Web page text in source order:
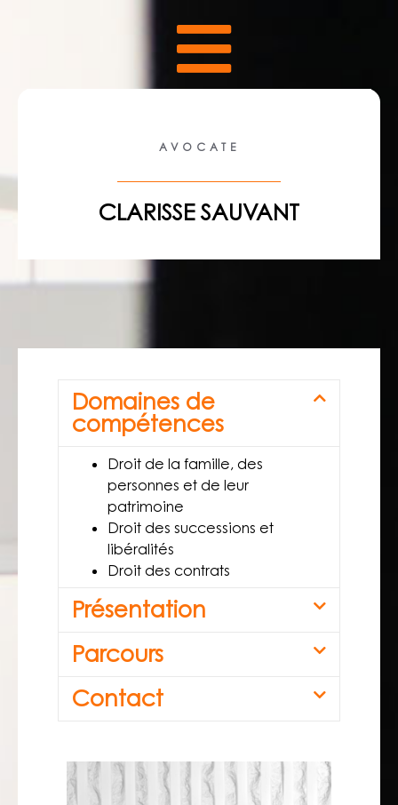
AVOCATE
CLARISSE SAUVANT
Domaines de
compétences
Droit de la famille, des
personnes et de leur
patrimoine
Droit des successions et
libéralités
Droit des contrats
Présentation
Parcours
Contact